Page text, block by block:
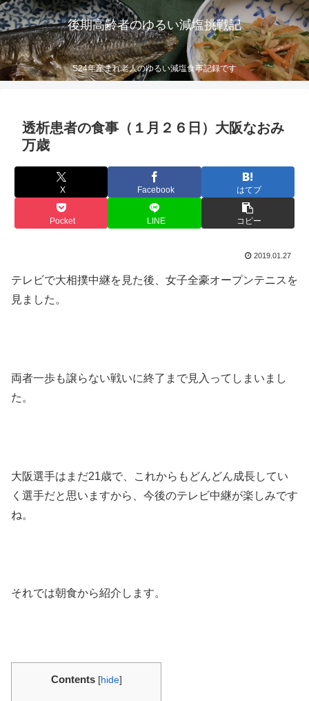
後期高齢者のゆるい減塩挑戦記
S24年産まれ老人のゆるい減塩食事記録です
透析患者の食事（１月２６日）大阪なおみ
万歳
X Facebook はてブ
Pocket LINE コピー
2019.01.27
テレビで大相撲中継を見た後、女子全豪オープンテニスを
見ました。
両者一歩も譲らない戦いに終了まで見入ってしまいまし
た。
大阪選手はまだ21歳で、これからもどんどん成長してい
く選手だと思いますから、今後のテレビ中継が楽しみです
ね。
それでは朝食から紹介します。
Contents [hide]